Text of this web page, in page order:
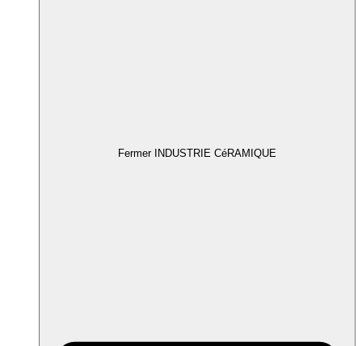
Fermer INDUSTRIE CéRAMIQUE